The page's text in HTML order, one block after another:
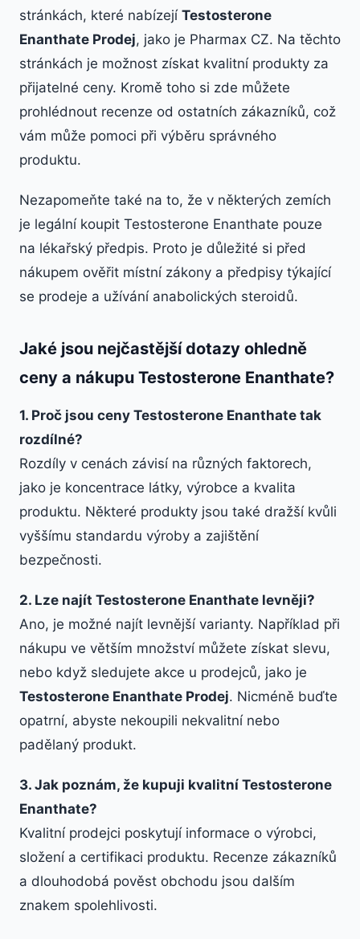
stránkách, které nabízejí Testosterone
Enanthate Prodej, jako je Pharmax CZ. Na těchto
stránkách je možnost získat kvalitní produkty za
přijatelné ceny. Kromě toho si zde můžete
prohlédnout recenze od ostatních zákazníků, což
vám může pomoci při výběru správného
produktu.
Nezapomeňte také na to, že v některých zemích
je legální koupit Testosterone Enanthate pouze
na lékařský předpis. Proto je důležité si před
nákupem ověřit místní zákony a předpisy týkající
se prodeje a užívání anabolických steroidů.
Jaké jsou nejčastější dotazy ohledně
ceny a nákupu Testosterone Enanthate?
1. Proč jsou ceny Testosterone Enanthate tak
rozdílné?
Rozdíly v cenách závisí na různých faktorech,
jako je koncentrace látky, výrobce a kvalita
produktu. Některé produkty jsou také dražší kvůli
vyššímu standardu výroby a zajištění
bezpečnosti.
2. Lze najít Testosterone Enanthate levněji?
Ano, je možné najít levnější varianty. Například při
nákupu ve větším množství můžete získat slevu,
nebo když sledujete akce u prodejců, jako je
Testosterone Enanthate Prodej. Nicméně buďte
opatrní, abyste nekoupili nekvalitní nebo
padělaný produkt.
3. Jak poznám, že kupuji kvalitní Testosterone
Enanthate?
Kvalitní prodejci poskytují informace o výrobci,
složení a certifikaci produktu. Recenze zákazníků
a dlouhodobá pověst obchodu jsou dalším
znakem spolehlivosti.